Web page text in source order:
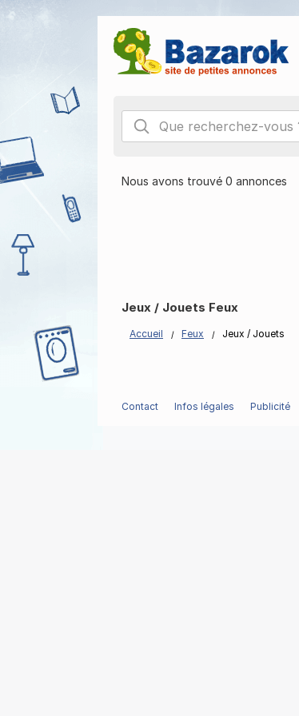
Nous avons trouvé 0 annonces
Jeux / Jouets Feux
Accueil Feux Jeux / Jouets
Contact Infos légales Publicité